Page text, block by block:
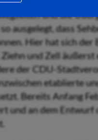
und die
ausgelegt, dass
Hier hat sich
und Zell äußerst
der CDU-
etablierte
Bereits Anfang
und an dem